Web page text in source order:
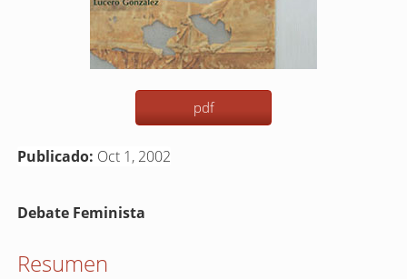
pdf
Publicado: Oct 1, 2002
Contenido
del
Debate Feminista
Resumen